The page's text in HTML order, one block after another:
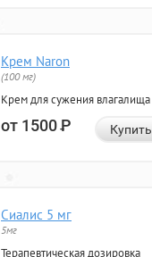
Крем Naron
(100 мг)
Крем для сужения влагалища
от 1500Р Купить
Сиалис 5 мг
5мг
Терапевтическая дозировка